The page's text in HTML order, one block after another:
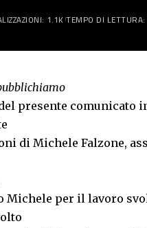
1.1K TEMPO DI LETTURA:
presente comunicato
di Michele Falzone,
Michele per il lavoro